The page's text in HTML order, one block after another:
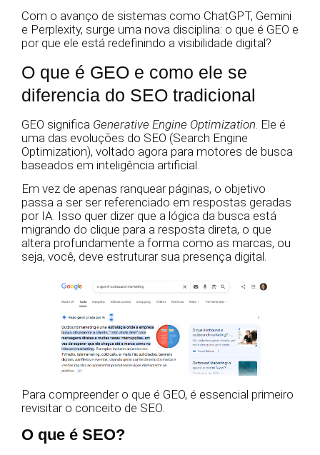
Com o avanço de sistemas como ChatGPT, Gemini
e Perplexity, surge uma nova disciplina: o que é GEO e
por que ele está redefinindo a visibilidade digital?
O que é GEO e como ele se
diferencia do SEO tradicional
GEO significa Generative Engine Optimization . Ele é
uma das evoluções do SEO (Search Engine
Optimization), voltado agora para motores de busca
baseados em inteligência artificial.
Em vez de apenas ranquear páginas, o objetivo
passa a ser ser referenciado em respostas geradas
por IA. Isso quer dizer que a lógica da busca está
migrando do clique para a resposta direta, o que
altera profundamente a forma como as marcas, ou
seja, você, deve estruturar sua presença digital.
Para compreender o que é GEO, é essencial primeiro
revisitar o conceito de SEO.
O que é SEO?